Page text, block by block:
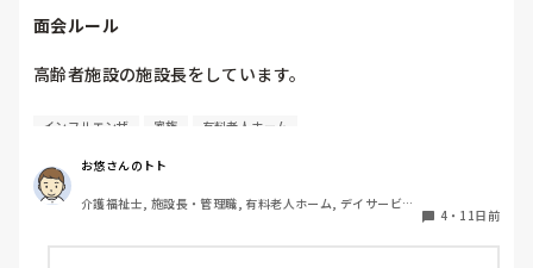
業務改善を考える機会があるものの、夜勤をしていないた
そこで話が終わってしまいます。
利用者の状況もありますし、私の感覚が合わないだけなのか
か？
面会ルール
高齢者施設の施設長をしています。
皆さんが勤務されている施設での面会ルールはどうなってい
インフルやコロナ対策でまだ制限を取っている施設も多くあ
ると思います。
ど病院みたいなルールでされてますか？
インフルエンザ 家族 有料老人ホーム
お悠さんのトト
介護福祉士, 施設長・管理職, 有料老人ホーム, デイサービス,
4・ 11日前